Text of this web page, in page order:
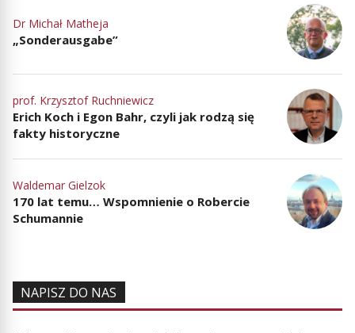
Dr Michał Matheja
„Sonderausgabe”
prof. Krzysztof Ruchniewicz
Erich Koch i Egon Bahr, czyli jak rodzą się
fakty historyczne
Waldemar Gielzok
170 lat temu… Wspomnienie o Robercie
Schumannie
NAPISZ DO NAS